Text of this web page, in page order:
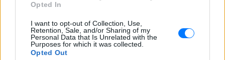
Opted In
I want to opt-out of Collection, Use,
Retention, Sale, and/or Sharing of my
Personal Data that Is Unrelated with the
Purposes for which it was collected.
Opted Out